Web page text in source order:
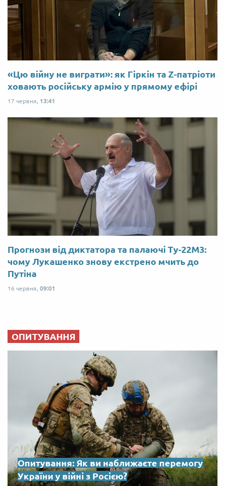
«Цю війну не виграти»: як Гіркін та Z-патріоти
ховають російську армію у прямому ефірі
17 червня, 13:41
Прогнози від диктатора та палаючі Ту-22М3:
чому Лукашенко знову екстрено мчить до
Путіна
16 червня, 09:01
ОПИТУВАННЯ
Опитування: Як ви наближаєте перемогу
України у війні з Росією?